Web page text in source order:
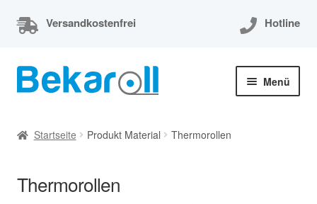
Versandkostenfrei Hotline
Zur
Navigation
Zum
Inhalt
Menü
EC-Cash Rollen
Startseite Produkt Material Thermorollen
Thermorollen